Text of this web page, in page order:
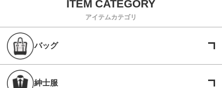
アイテムカテゴリ
バッグ
紳士服